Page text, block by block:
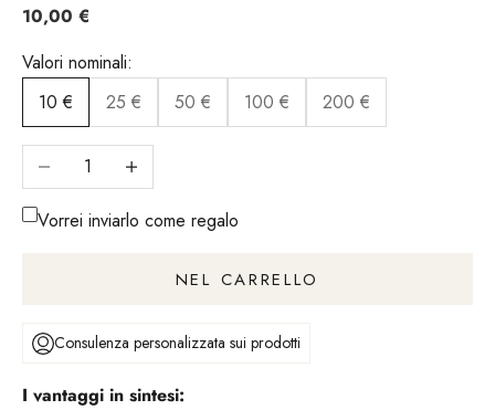
Angebot
10,00 €
Valori nominali:
10 €
25 € 50 € 100 € 200 €
Riduci il numeroAumentare il numero
Vorrei inviarlo come regalo
NEL CARRELLO
Consulenza personalizzata sui prodotti
I vantaggi in sintesi: